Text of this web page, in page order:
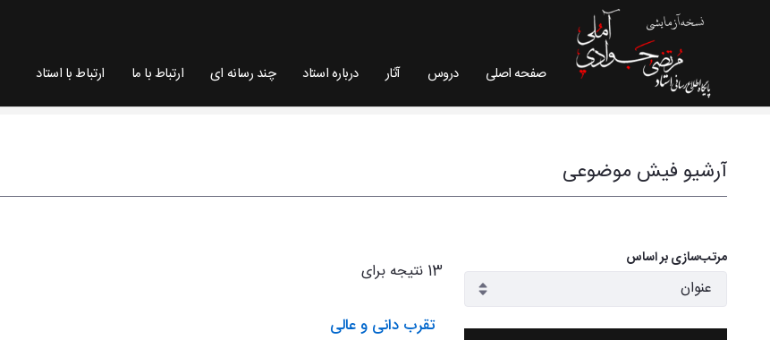
صفحه اصلی دروس آثار درباره استاد چند رسانه ای ارتباط با ما ارتباط با استاد
آرشیو فیش موضوعی
مرتب‌سازی بر اساس
13 نتیجه برای
تقرب دانی و عالی